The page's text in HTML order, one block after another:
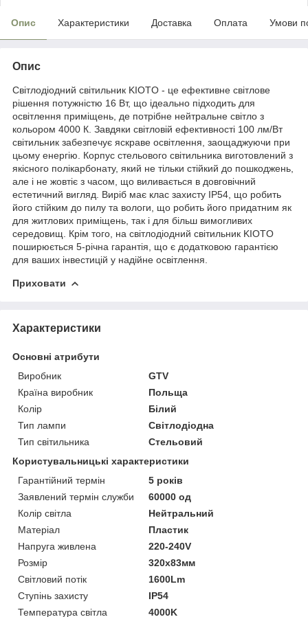
Опис Характеристики Доставка Оплата Умови
Опис
Світлодіодний світильник KIOTO - це ефективне світлове
рішення потужністю 16 Вт, що ідеально підходить для
освітлення приміщень, де потрібне нейтральне світло з
кольором 4000 К. Завдяки світловій ефективності 100 лм/Вт
світильник забезпечує яскраве освітлення, заощаджуючи при
цьому енергію. Корпус стельового світильника виготовлений з
якісного полікарбонату, який не тільки стійкий до пошкоджень,
але і не жовтіє з часом, що виливається в довговічний
естетичний вигляд. Виріб має клас захисту IP54, що робить
його стійким до пилу та вологи, що робить його придатним як
для житлових приміщень, так і для більш вимогливих
середовищ. Крім того, на світлодіодний світильник KIOTO
поширюється 5-річна гарантія, що є додатковою гарантією
для ваших інвестицій у надійне освітлення.
Приховати
Характеристики
Основні атрибути
Виробник
GTV
Країна виробник
Польща
Колір
Білий
Тип лампи
Світлодіодна
Тип світильника
Стельовий
Користувальницькі характеристики
Гарантійний термін
5 років
Заявлений термін служби
60000 од
Колір світла
Нейтральний
Матеріал
Пластик
Напруга живлена
220-240V
Розмір
320х83мм
Світловий потік
1600Lm
Ступінь захисту
IP54
Температура світла
4000K